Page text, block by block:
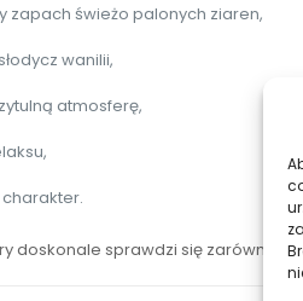
zapach świeżo palonych ziaren,
wanilii,
atmosferę,
doskonale sprawdzi się zarówno